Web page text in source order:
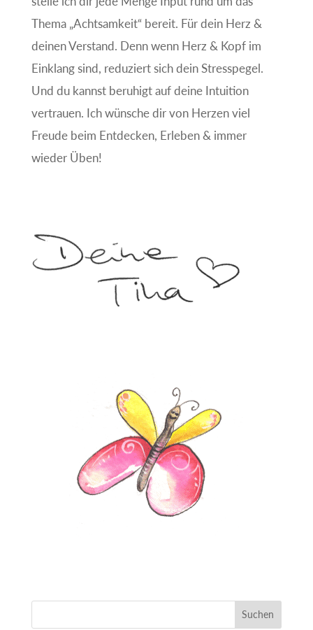
Thema „Achtsamkeit“ bereit. Für dein Herz &
deinen Verstand. Denn wenn Herz & Kopf im
Einklang sind, reduziert sich dein Stresspegel.
Und du kannst beruhigt auf deine Intuition
vertrauen. Ich wünsche dir von Herzen viel
Freude beim Entdecken, Erleben & immer
wieder Üben!